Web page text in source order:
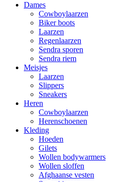
Dames
Cowboylaarzen
Biker boots
Laarzen
Regenlaarzen
Sendra sporen
Sendra riem
Meisjes
Laarzen
Slippers
Sneakers
Heren
Cowboylaarzen
Herenschoenen
Kleding
Hoeden
Gilets
Wollen bodywarmers
Wollen sloffen
Afghaanse vesten